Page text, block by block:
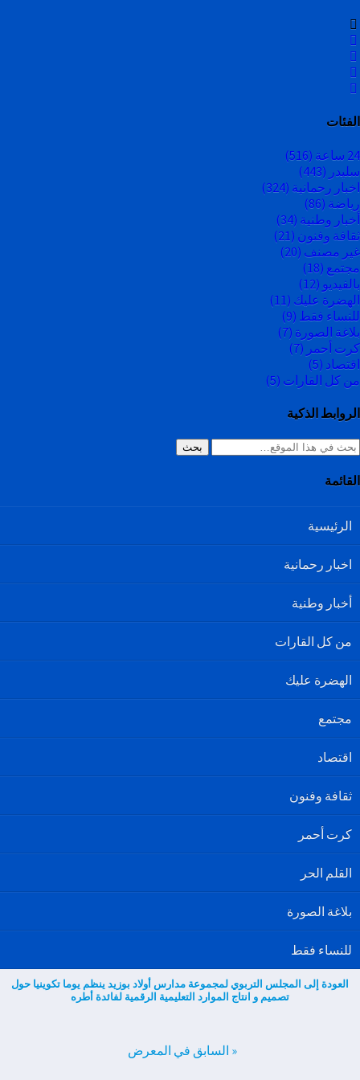
الفئات
24 ساعة
(516)
سليدر (443)
اخبار رحمانية (324)
رياضة (86)
أخبار وطنية (34)
ثقافة وفنون (21)
غير مصنف (20)
مجتمع (18)
بالفيديو (12)
الهضرة عليك (11)
للنساء فقط (9)
بلاغة الصورة (7)
كرت أحمر (7)
اقتصاد (5)
من كل القارات (5)
الروابط الذكية
بحث
القائمة
الرئيسية
اخبار رحمانية
أخبار وطنية
من كل القارات
الهضرة عليك
مجتمع
اقتصاد
ثقافة وفنون
كرت أحمر
القلم الحر
بلاغة الصورة
للنساء فقط
العودة إلى المجلس التربوي لمجموعة مدارس أولاد بوزيد ينظم يوما تكوينيا حول
تصميم و انتاج الموارد التعليمية الرقمية لفائدة أطره
« السابق في المعرض